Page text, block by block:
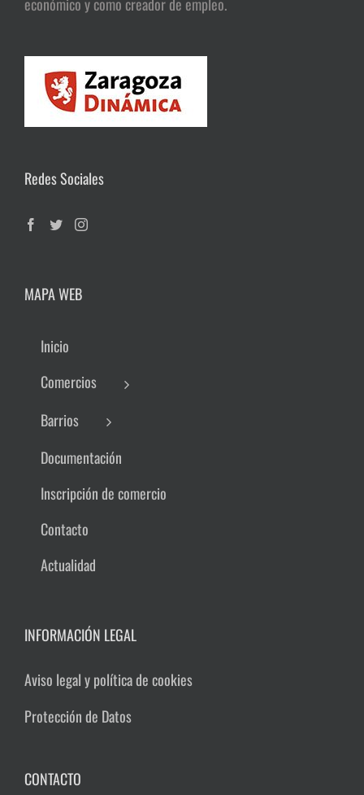
Redes Sociales
MAPA WEB
Inicio
Comercios
Barrios
Documentación
Inscripción de comercio
Contacto
Actualidad
INFORMACIÓN LEGAL
Aviso legal y política de cookies
Protección de Datos
CONTACTO